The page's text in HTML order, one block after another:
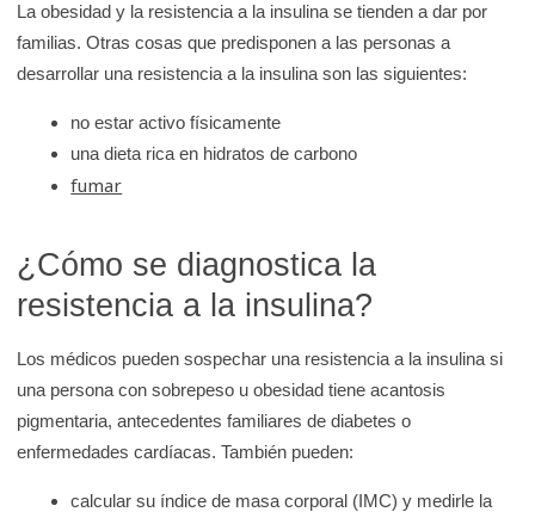
La obesidad y la resistencia a la insulina se tienden a dar por
familias. Otras cosas que predisponen a las personas a
desarrollar una resistencia a la insulina son las siguientes:
no estar activo físicamente
una dieta rica en hidratos de carbono
fumar
¿Cómo se diagnostica la
resistencia a la insulina?
Los médicos pueden sospechar una resistencia a la insulina si
una persona con sobrepeso u obesidad tiene acantosis
pigmentaria, antecedentes familiares de diabetes o
enfermedades cardíacas. También pueden:
calcular su índice de masa corporal (IMC) y medirle la